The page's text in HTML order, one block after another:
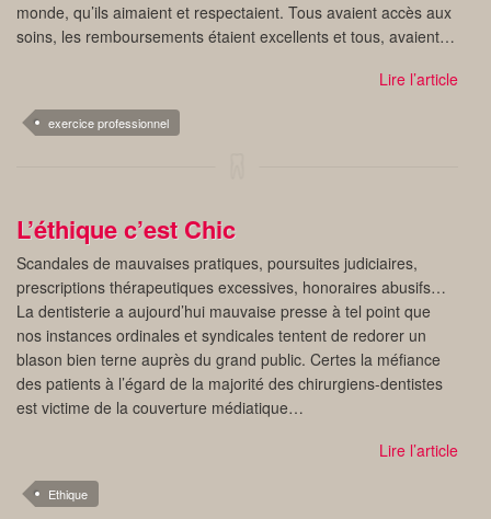
monde, qu’ils aimaient et respectaient. Tous avaient accès aux
soins, les remboursements étaient excellents et tous, avaient…
Lire l’article
exercice professionnel
L’éthique c’est Chic
Scandales de mauvaises pratiques, poursuites judiciaires,
prescriptions thérapeutiques excessives, honoraires abusifs…
La dentisterie a aujourd’hui mauvaise presse à tel point que
nos instances ordinales et syndicales tentent de redorer un
blason bien terne auprès du grand public. Certes la méfiance
des patients à l’égard de la majorité des chirurgiens-dentistes
est victime de la couverture médiatique…
Lire l’article
Ethique